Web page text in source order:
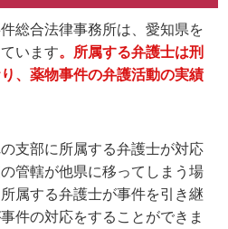
総合法律事務所は、愛知県を
います。所属する弁護士は刑
、薬物事件の弁護活動の実績
支部に所属する弁護士が対応
管轄が他県に移ってしまう場
属する弁護士が事件を引き継
件の対応をすることができま